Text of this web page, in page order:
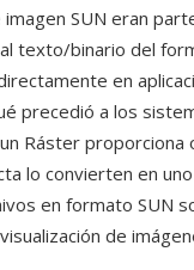
SUN eran
texto/binario del
en
precedió a los
Ráster
lo convierten en
en formato SUN
de